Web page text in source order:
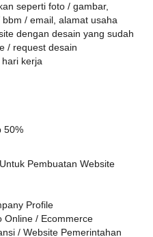
seperti foto / gambar,
/ email, alamat usaha
dengan desain yang sudah
/ request desain
kerja
50%
Pembuatan Website
Profile
Online / Ecommerce
/ Website Pemerintahan